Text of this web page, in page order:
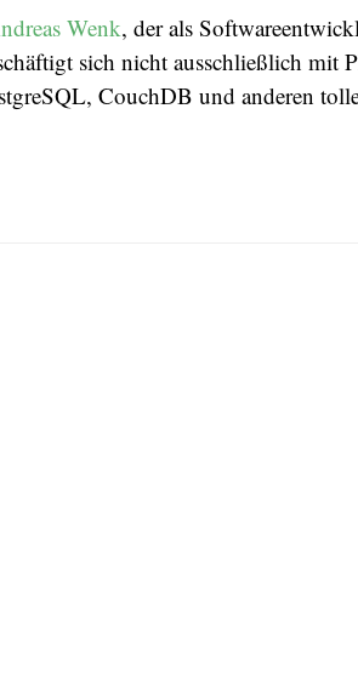
Wenk, der als
sich nicht ausschließlich mit
CouchDB und anderen